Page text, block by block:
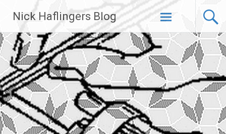
Inhalt
springen
Nick Haflingers Blog